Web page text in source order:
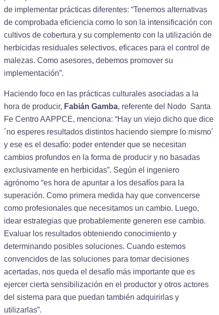
de implementar prácticas diferentes: “Tenemos alternativas
de comprobada eficiencia como lo son la intensificación con
cultivos de cobertura y su complemento con la utilización de
herbicidas residuales selectivos, eficaces para el control de
malezas. Como asesores, debemos promover su
implementación”.
Haciendo foco en las prácticas culturales asociadas a la
hora de producir, Fabián Gamba, referente del Nodo Santa
Fe Centro AAPPCE, menciona: “Hay un viejo dicho que dice
´no esperes resultados distintos haciendo siempre lo mismo´
y ese es el desafío: poder entender que se necesitan
cambios profundos en la forma de producir y no basadas
exclusivamente en herbicidas”. Según el ingeniero
agrónomo “es hora de apuntar a los desafíos para la
superación. Como primera medida hay que convencerse
como profesionales que necesitamos un cambio. Luego,
idear estrategias que probablemente generen ese cambio.
Evaluar los resultados obteniendo conocimiento y
determinando posibles soluciones. Cuando estemos
convencidos de las soluciones para tomar decisiones
acertadas, nos queda el desafío más importante que es
ejercer cierta sensibilización en el productor y otros actores
del sistema para que puedan también adquirirlas y
utilizarlas”.